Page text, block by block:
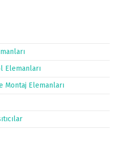
Elemanları
Montaj Elemanları